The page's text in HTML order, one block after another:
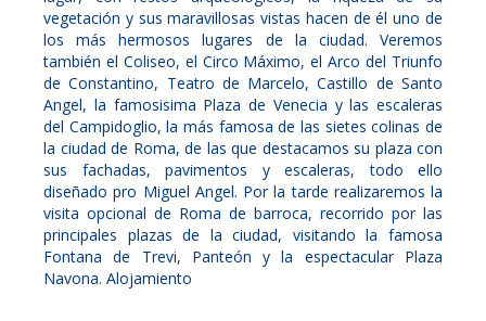
vegetación y sus maravillosas vistas hacen de él uno de
los más hermosos lugares de la ciudad. Veremos
también el Coliseo, el Circo Máximo, el Arco del Triunfo
de Constantino, Teatro de Marcelo, Castillo de Santo
Angel, la famosisima Plaza de Venecia y las escaleras
del Campidoglio, la más famosa de las sietes colinas de
la ciudad de Roma, de las que destacamos su plaza con
sus fachadas, pavimentos y escaleras, todo ello
diseñado pro Miguel Angel. Por la tarde realizaremos la
visita opcional de Roma de barroca, recorrido por las
principales plazas de la ciudad, visitando la famosa
Fontana de Trevi, Panteón y la espectacular Plaza
Navona. Alojamiento